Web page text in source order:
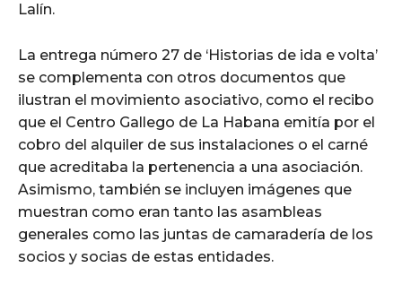
Lalín.
La entrega número 27 de ‘Historias de ida e volta’
se complementa con otros documentos que
ilustran el movimiento asociativo, como el recibo
que el Centro Gallego de La Habana emitía por el
cobro del alquiler de sus instalaciones o el carné
que acreditaba la pertenencia a una asociación.
Asimismo, también se incluyen imágenes que
muestran como eran tanto las asambleas
generales como las juntas de camaradería de los
socios y socias de estas entidades.